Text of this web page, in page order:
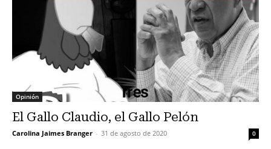
Opinión
El Gallo Claudio, el Gallo Pelón
Carolina Jaimes Branger - 31 de agosto de 2020 0